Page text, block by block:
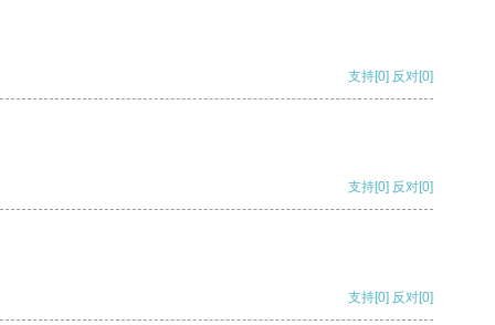
支持[0] 反对[0]
支持[0] 反对[0]
支持[0] 反对[0]